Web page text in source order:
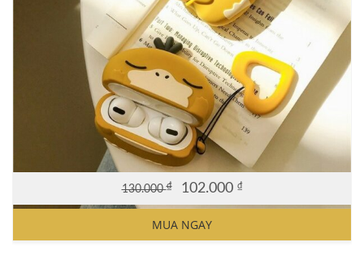
130.000₫
Original
was:
102.000 ₫
Current
is:
MUA NGAY